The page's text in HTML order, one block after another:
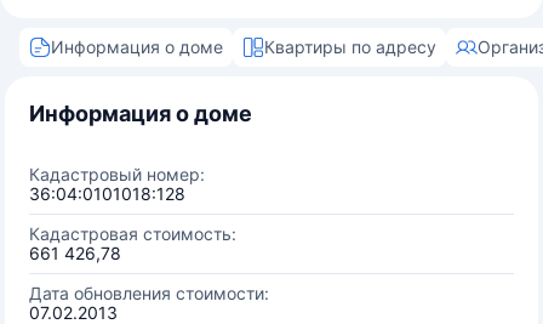
Информация о доме Квартиры по адресу
Информация о доме
Кадастровый номер:
36:04:0101018:128
Кадастровая стоимость:
661 426,78
Дата обновления стоимости:
07.02.2013